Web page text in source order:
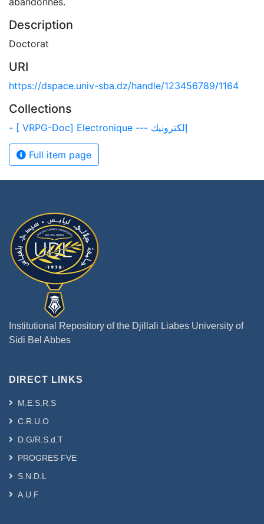
Description
Doctorat
URI
https://dspace.univ-sba.dz/handle/123456789/1164
Collections
- [ VRPG-Doc] Electronique --- إلكترونيك
Full item page
Institutional Repository of the Djillali Liabes University of
Sidi Bel Abbes
DIRECT LINKS
M.E.S.R.S
C.R.U.O
D.G/R.S.d.T
PROGRES FVE
S.N.D.L
A.U.F